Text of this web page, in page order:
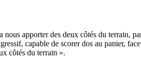
apporter des deux côtés du terrain,
capable de scorer dos au panier,
côtés du terrain ».